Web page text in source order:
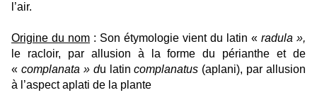
l’air.
Origine du nom : Son étymologie vient du latin « radula »,
le
racloir, par allusion à la forme du périanthe et de
« complanata » du latincomplanatus (aplani), par allusion
à l’aspect aplati de la plante